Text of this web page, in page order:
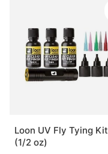
Loon UV Fly Tying Kit
(1/2 oz)